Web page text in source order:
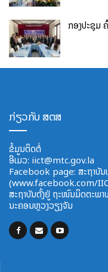
ກອງປະຊຸມ
ກ່ຽວກັບ ສຕສ
ຂໍ້ມູນຕິດຕໍ່
ອີ​ເມວ: iict@mtc.gov.la
Facebook page: ສະຖາບັນ
(www.facebook.com/
ສະ​ຖາ​ບັນ​ຕັ້ງຢູ່ ຖະໜົນມິດຕະພາ
ນະຄອນຫຼວງວຽງຈັນ